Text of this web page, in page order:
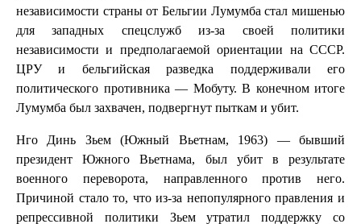
независимости страны от Бельгии Лумумба стал мишенью
для западных спецслужб из-за своей политики
независимости и предполагаемой ориентации на СССР.
ЦРУ и бельгийская разведка поддерживали его
политического противника — Мобуту. В конечном итоге
Лумумба был захвачен, подвергнут пыткам и убит.
Нго Динь Зьем (Южный Вьетнам, 1963) — бывший
президент Южного Вьетнама, был убит в результате
военного переворота, направленного против него.
Причиной стало то, что из-за непопулярного правления и
репрессивной политики Зьем утратил поддержку со